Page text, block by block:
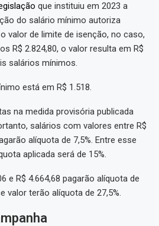
que instituiu em 2023 a
do salário mínimo autoriza
valor de limite de isenção, no caso,
R$ 2.824,80, o valor resulta em R$
salários mínimos.
está em R$ 1.518.
na medida provisória publicada
salários com valores entre R$
alíquota de 7,5%. Entre esse
aplicada será de 15%.
e R$ 4.664,68 pagarão alíquota de
valor terão alíquota de 27,5%.